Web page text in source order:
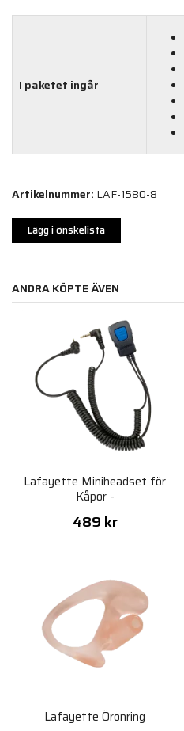
I paketet ingår
Artikelnummer: LAF-1580-8
Lägg i önskelista
ANDRA KÖPTE ÄVEN
Lafayette Miniheadset för
Kåpor -
489 kr
Lafayette Öronring